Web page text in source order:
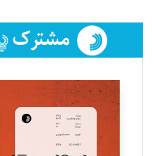
فائزه فتحی رستمی
تحریریه
سروش کرمیان
تحریریه